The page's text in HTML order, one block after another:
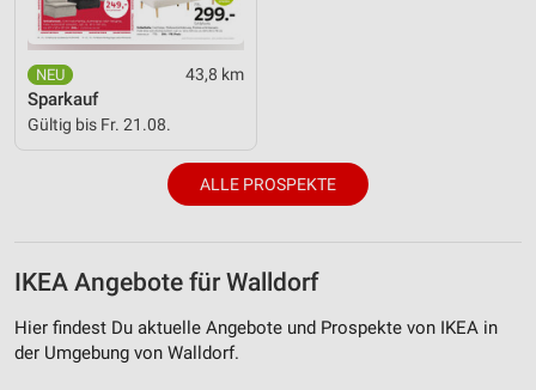
43,8 km
Sparkauf
Gültig bis Fr. 21.08.
ALLE PROSPEKTE
IKEA Angebote für Walldorf
Hier findest Du aktuelle Angebote und Prospekte von IKEA in
der Umgebung von Walldorf.